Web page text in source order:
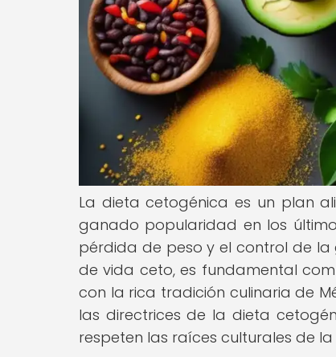
La dieta cetogénica es un plan
ganado popularidad en los
pérdida de peso y el control de
de vida ceto, es fundamental
con la rica tradición culinaria de
las directrices de la dieta
respeten las raíces culturales de